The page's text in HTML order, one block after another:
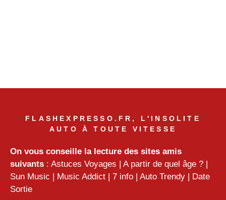
FLASHEXPRESSO.FR, L'INSOLITE
AUTO À TOUTE VITESSE
On vous conseille la lecture des sites amis
suivants : Astuces Voyages | A partir de quel âge ? |
Sun Music | Music Addict | 7 info | Auto Trendy | Date
Sortie